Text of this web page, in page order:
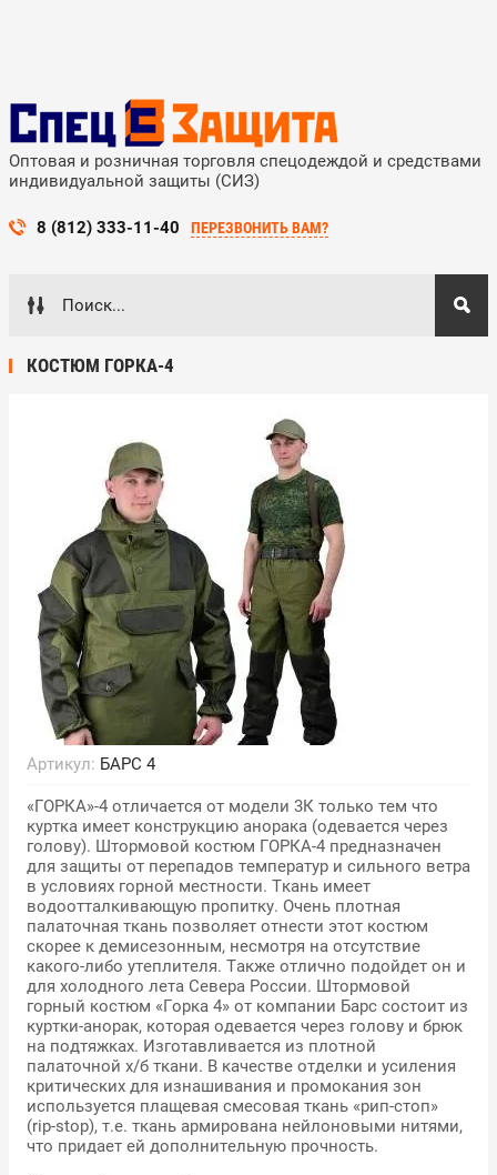
Оптовая и розничная торговля спецодеждой и средствами
индивидуальной защиты (СИЗ)
8 (812) 333-11-40 ПЕРЕЗВОНИТЬ ВАМ?
КОСТЮМ ГОРКА-4
Артикул: БАРС 4
«ГОРКА»-4 отличается от модели 3К только тем что
куртка имеет конструкцию анорака (одевается через
голову). Штормовой костюм ГОРКА-4 предназначен
для защиты от перепадов температур и сильного ветра
в условиях горной местности. Ткань имеет
водоотталкивающую пропитку. Очень плотная
палаточная ткань позволяет отнести этот костюм
скорее к демисезонным, несмотря на отсутствие
какого-либо утеплителя. Также отлично подойдет он и
для холодного лета Севера России. Штормовой
горный костюм «Горка 4» от компании Барс состоит из
куртки-анорак, которая одевается через голову и брюк
на подтяжках. Изготавливается из плотной
палаточной х/б ткани. В качестве отделки и усиления
критических для изнашивания и промокания зон
используется плащевая смесовая ткань «рип-стоп»
(rip-stop), т.е. ткань армирована нейлоновыми нитями,
что придает ей дополнительную прочность.